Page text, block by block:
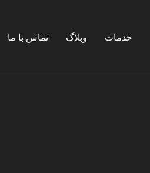
خدمات وبلاگ تماس با ما